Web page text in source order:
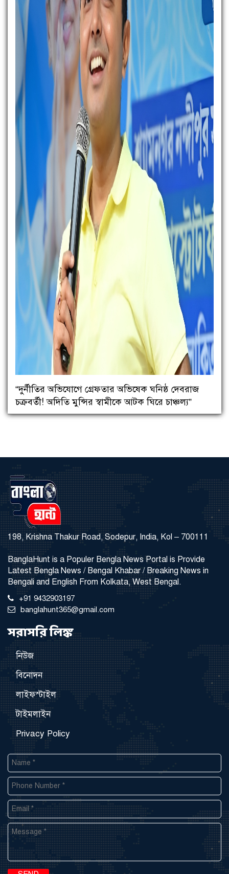
“দুর্নীতির অভিযোগে গ্রেফতার অভিষেক ঘনিষ্ঠ দেবরাজ
চক্রবর্তী! অদিতি মুন্সির স্বামীকে আটক ঘিরে চাঞ্চল্য”
198, Krishna Thakur Road, Sodepur, India, Kol – 700111
BanglaHunt is a Populer Bengla News Portal is Provide
Latest Bengla News / Bengal Khabar / Breaking News in
Bengali and English From Kolkata, West Bengal.
+91 9432903197
banglahunt365@gmail.com
সরাসরি লিঙ্ক
নিউজ
বিনোদন
লাইফস্টাইল
টাইমলাইন
Privacy Policy